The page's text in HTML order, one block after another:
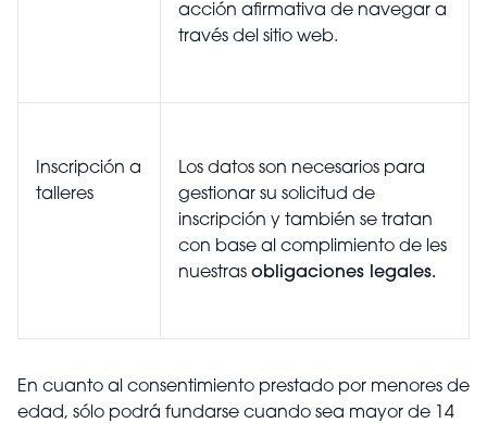
acción afirmativa de navegar a
través del sitio web.
Inscripción a
talleres
Los datos son necesarios para
gestionar su solicitud de
inscripción y también se tratan
con base al complimiento de les
nuestras obligaciones legales.
En cuanto al consentimiento prestado por menores de
edad, sólo podrá fundarse cuando sea mayor de 14